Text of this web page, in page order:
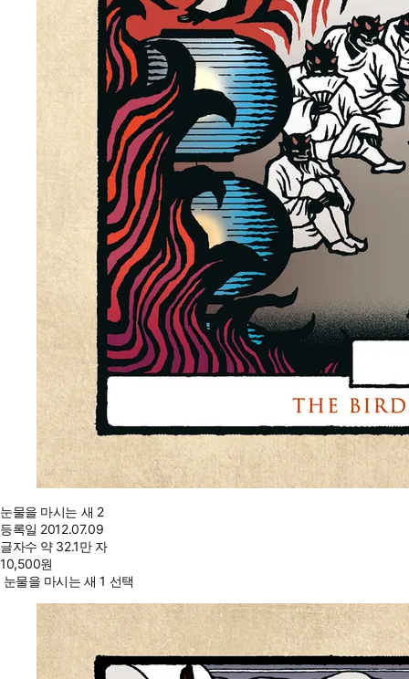
눈물을 마시는 새 2
등록일 2012.07.09
글자수 약 32.1만 자
10,500원
눈물을 마시는 새 1 선택